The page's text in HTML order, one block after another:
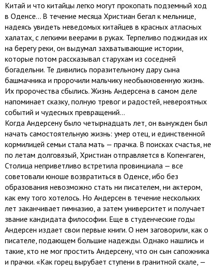
Китай и что китайцы легко могут прокопать подземный ход
в Оденсе... В течение месяца Христиан бегал к мельнице,
надеясь увидеть неведомых китайцев в красных атласных
халатах, с легкими веерами в руках. Терпеливо поджидая их
на берегу реки, он выдумал захватывающие истории,
которые потом рассказывал старухам из соседней
богадельни. Те дивились поразительному дару сына
башмачника и пророчили мальчику необыкновенную жизнь.
Их пророчества сбылись. Жизнь Андерсена в самом деле
напоминает сказку, полную тревог и радостей, невероятных
событий и чудесных превращений…
Когда Андерсену было четырнадцать лет, он вынужден был
начать самостоятельную жизнь: умер отец, и единственной
кормилицей семьи стала мать — прачка. В поисках счастья, не
по летам долговязый, Христиан отправляется в Копенгаген,
Столица неприветливо встретила провинциала — все
советовали юноше возвратиться в Оденсе, ибо без
образования невозможно стать ни писателем, ни актером,
как ему того хотелось. Но Андерсен в течение нескольких
лет заканчивает гимназию, а затем университет и получает
звание кандидата философии. Еще в студенческие годы
Андерсен издает свои первые книги. О нем заговорили, как о
писателе, подающем большие надежды. Однако нашлись и
такие, кто не мог простить Андерсену, что он сын сапожника
и прачки. «Как горец вырубает ступени в гранитной скале, —